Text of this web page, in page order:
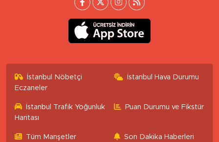
İstanbul Nöbetçi
Eczaneler
İstanbul Hava Durumu
İstanbul Trafik Yoğunluk
Haritası
Puan Durumu ve Fikstür
Tüm Manşetler Son Dakika Haberleri